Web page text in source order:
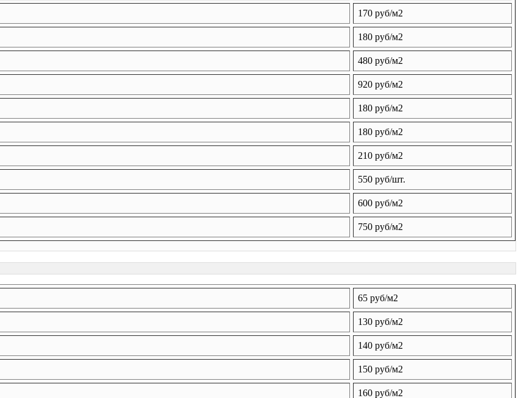
170 руб/м2
180 руб/м2
480 руб/м2
920 руб/м2
180 руб/м2
180 руб/м2
210 руб/м2
550 руб/шт.
600 руб/м2
750 руб/м2
65 руб/м2
130 руб/м2
140 руб/м2
150 руб/м2
160 руб/м2